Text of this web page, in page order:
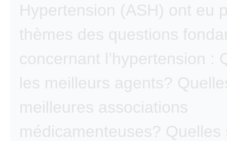
Hypertension (ASH) ont eu
thèmes des questions
concernant l’hypertension :
les meilleurs agents?
meilleures associations
médicamenteuses? Quelles